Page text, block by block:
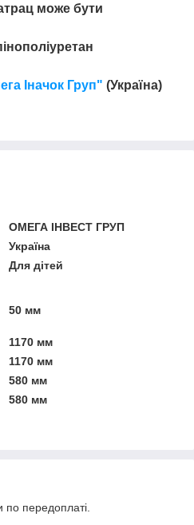
може бути
Іначок Груп" (Україна)
ОМЕГА ІНВЕСТ ГРУП
Україна
Для дітей
50 мм
1170 мм
1170 мм
580 мм
580 мм
по передоплаті.